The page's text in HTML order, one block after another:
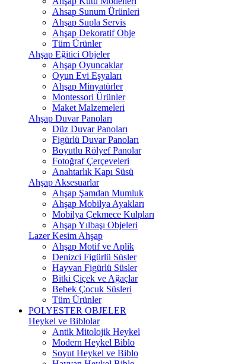
Ahsap Sunum Ürünleri
Ahşap Supla Servis
Ahşap Dekoratif Obje
Tüm Ürünler
Ahşap Eğitici Objeler
Ahşap Oyuncaklar
Oyun Evi Eşyaları
Ahşap Minyatürler
Montessori Ürünler
Maket Malzemeleri
Ahşap Duvar Panoları
Düz Duvar Panoları
Figürlü Duvar Panoları
Boyutlu Rölyef Panolar
Fotoğraf Çerçeveleri
Anahtarlık Kapı Süsü
Ahşap Aksesuarlar
Ahşap Şamdan Mumluk
Ahşap Mobilya Ayakları
Mobilya Çekmece Kulpları
Ahşap Yılbaşı Objeleri
Lazer Kesim Ahşap
Ahşap Motif ve Aplik
Denizci Figürlü Süsler
Hayvan Figürlü Süsler
Bitki Çiçek ve Ağaçlar
Bebek Çocuk Süsleri
Tüm Ürünler
POLYESTER OBJELER
Heykel ve Biblolar
Antik Mitolojik Heykel
Modern Heykel Biblo
Soyut Heykel ve Biblo